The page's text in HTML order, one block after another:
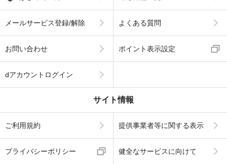
メールサービス登録/解除 よくある質問
お問い合わせ ポイント表示設定
dアカウントログイン
サイト情報
ご利用規約 提供事業者等に関する表示
プライバシーポリシー 健全なサービスに向けて